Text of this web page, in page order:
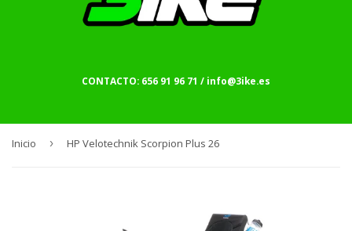
CONTACTO: 656 91 96 71 / info@3ike.es
Inicio › HP Velotechnik Scorpion Plus 26